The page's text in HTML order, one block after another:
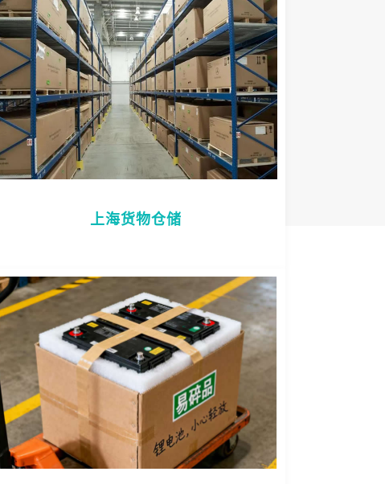
上海货物仓储